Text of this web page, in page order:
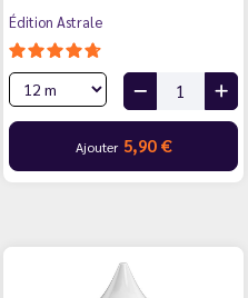
Édition Astrale
Ajouter 5,90 €